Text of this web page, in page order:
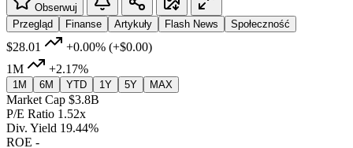
Obserwuj
Przegląd
Finanse Artykuły Flash News Społeczność
$28.01 +0.00% (+$0.00)
1M
+2.17%
1M 6M YTD 1Y 5Y MAX
Market Cap $3.8B
P/E Ratio 1.52x
Div. Yield 19.44%
ROE -